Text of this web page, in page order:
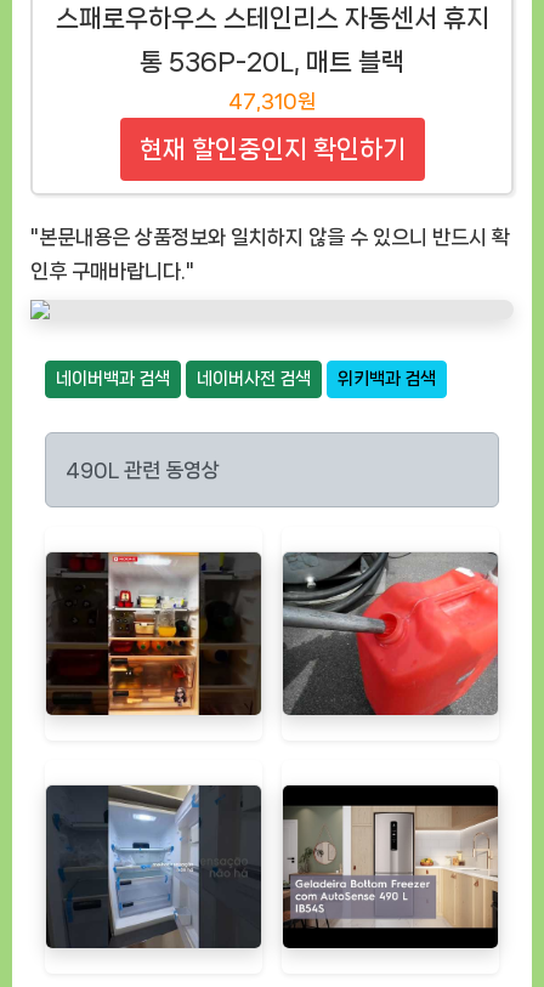
스패로우하우스 스테인리스 자동센서 휴지
통 536P-20L, 매트 블랙
47,310원
현재 할인중인지 확인하기
"본문내용은 상품정보와 일치하지 않을 수 있으니 반드시 확
인후 구매바랍니다."
네이버백과 검색 네이버사전 검색 위키백과 검색
490L 관련 동영상